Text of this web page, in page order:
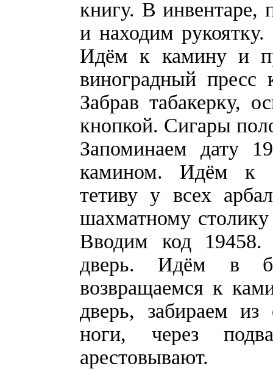
книгу. В инвентаре,
и находим
Идём к камину и
виноградный пресс
Забрав табакерку,
кнопкой. Сигары
Запоминаем дату
камином. Идём к
тетиву у всех
шахматному
Вводим код 19458.
дверь. Идём в
возвращаемся к
дверь, забираем
ноги, через
арестовывают.